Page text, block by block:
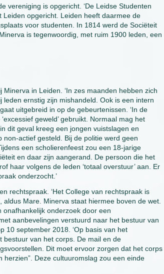
vereniging is opgericht. ‘De Leidse Studenten
opgericht. Leiden heeft daarmee de
voor studenten. In 1814 werd de Sociëteit
is tegenwoordig, met ruim 1900 leden, een
in Leiden. ‘In zes maanden hebben zich
ernstig zijn mishandeld. Ook is een intern
uitgebreid in op de gebeurtenissen. ‘In de
geweld’ gebruikt. Normaal mag het
dit geval kreeg een jongen vuistslagen en
actief gesteld. Bij de politie werd geen
een scholierenfeest zou een 18-jarige
en daar zijn aangerand. De persoon die het
haar volgens de leden ‘totaal overstuur’ aan. Er
onderzocht.’
rechtspraak. ‘Het College van rechtspraak is
Mare. Minerva staat hiermee boven de wet.
onderzoek door een
aanbevelingen verstuurd naar het bestuur van
10 september 2018. ‘Op basis van het
van het corps. De mail en de
Dit moet ervoor zorgen dat het corps
Deze cultuuromslag zou een einde